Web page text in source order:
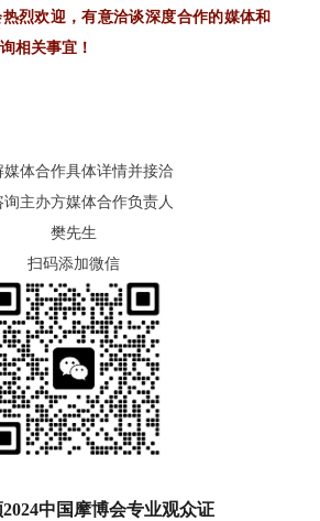
烈欢迎，有意洽谈深度合作的媒体和
相关事宜！
媒体合作具体详情并接洽
询主办方媒体合作负责人
樊先生
扫码添加微信
中国摩博会专业观众证